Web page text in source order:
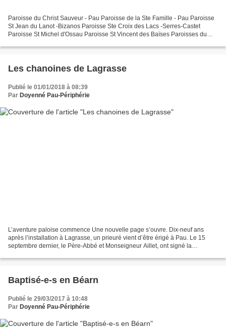
Paroisse du Christ Sauveur - Pau Paroisse de la Ste Famille - Pau Paroisse
St Jean du Lanot -Bizanos Paroisse Ste Croix des Lacs -Serres-Castet
Paroisse St Michel d'Ossau Paroisse St Vincent des Baïses Paroisses du
Les chanoines de Lagrasse
Publié le 01/01/2018 à 08:39
Par Doyenné Pau-Périphérie
L’aventure paloise commence Une nouvelle page s’ouvre. Dix-neuf ans
après l’installation à Lagrasse, un prieuré vient d’être érigé à Pau. Le 15
septembre dernier, le Père-Abbé et Monseigneur Aillet, ont signé la
Baptisé-e-s en Béarn
Publié le 29/03/2017 à 10:48
Par Doyenné Pau-Périphérie